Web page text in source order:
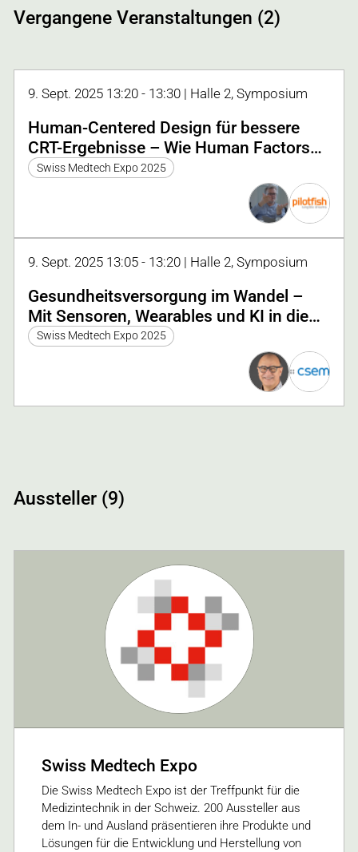
Vergangene Veranstaltungen (2)
9. Sept. 2025 13:20 - 13:30 | Halle 2, Symposium
Human-Centered Design für bessere
CRT-Ergebnisse – Wie Human Factors
Engineering Innovationspotenziale
Swiss Medtech Expo 2025
9. Sept. 2025 13:05 - 13:20 | Halle 2, Symposium
Gesundheitsversorgung im Wandel –
Mit Sensoren, Wearables und KI in die
Zukunft
Swiss Medtech Expo 2025
Aussteller (9)
Swiss Medtech Expo
Die Swiss Medtech Expo ist der Treffpunkt für die
Medizintechnik in der Schweiz. 200 Aussteller aus
dem In- und Ausland präsentieren ihre Produkte und
Lösungen für die Entwicklung und Herstellung von